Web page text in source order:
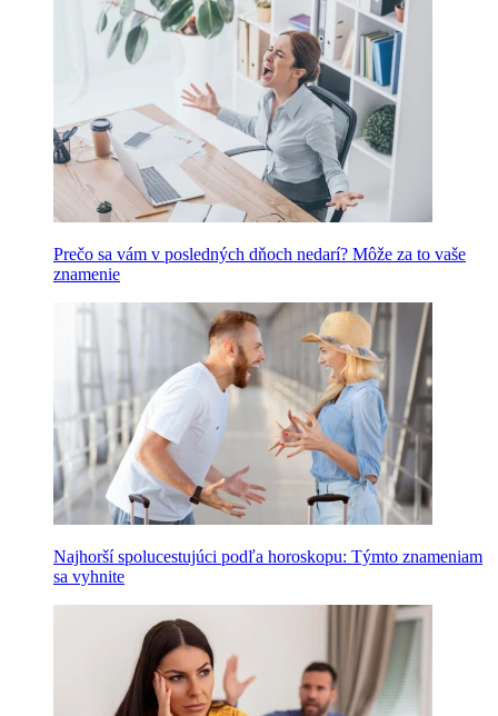
Prečo sa vám v posledných dňoch nedarí? Môže za to vaše
znamenie
Najhorší spolucestujúci podľa horoskopu: Týmto znameniam
sa vyhnite